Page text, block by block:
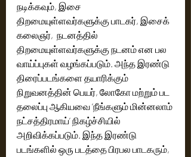
நடிக்கவும், இசை
திறமையுள்ளவர்களுக்கு பாடகர், இசைக்
கலைஞர்,  நடனத்தில்
திறமையுள்ளவர்களுக்கு நடனம் என பல
வாய்ப்புகள் வழங்கப்படும். அந்த இரண்டு
திரைப்படங்களை தயாரிக்கும்
நிறுவனத்தின் பெயர், லோகோ மற்றும் பட
தலைப்பு ஆகியவை ‘நீங்களும் மின்னலாம்
நட்சத்திரமாய்’ நிகழ்ச்சியில்
அறிவிக்கப்படும். இந்த இரண்டு
படங்களில் ஒரு படத்தை பிரபல பாடகரும்,